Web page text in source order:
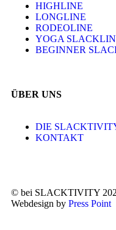
HIGHLINE
LONGLINE
RODEOLINE
YOGA
BEGINNER
ÜBER UNS
DIE
KONTAKT
© bei SLACKTIVITY
Webdesign by Press Point